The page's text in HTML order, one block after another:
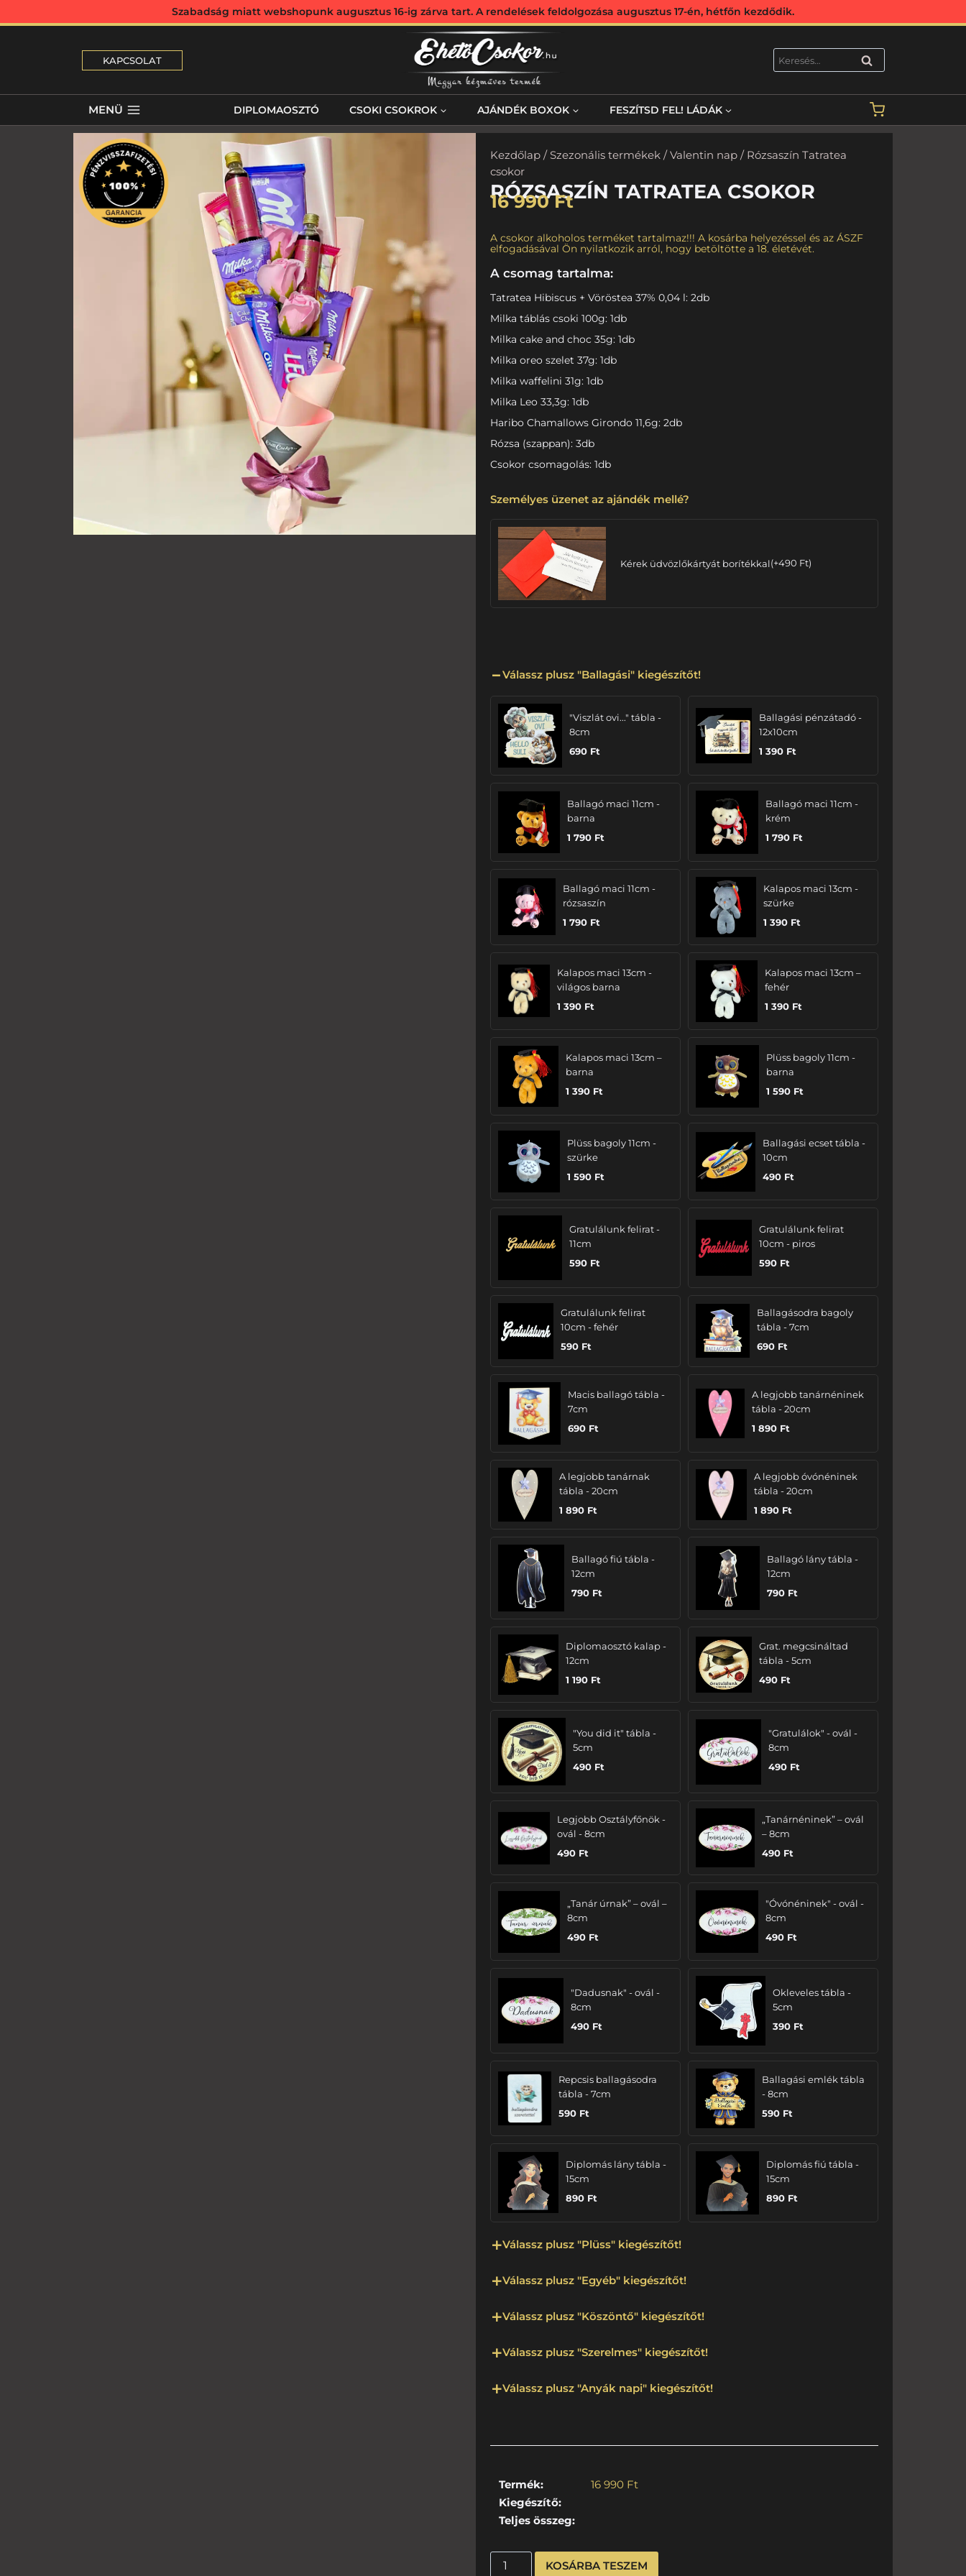
Szabadság miatt webshopunk augusztus 16-ig zárva tart. A rendelések feldolgozása augusztus 17-én, hétfőn kezdődik.
KAPCSOLAT KERESÉS
MENÜ DIPLOMAOSZTÓ CSOKI CSOKROK AJÁNDÉK BOXOK FESZÍTSD FEL! LÁDÁK
Kezdőlap/ Szezonális termékek/Valentin nap/ Rózsaszín Tatratea
csokor
RÓZSASZÍN TATRATEA CSOKOR
16 990Ft
A csokor alkoholos terméket tartalmaz!!! A kosárba helyezéssel és az ÁSZF
elfogadásával Ön nyilatkozik arról, hogy betöltötte a 18. életévét.
A csomag tartalma:
Tatratea Hibiscus + Vöröstea 37% 0,04 l: 2db
Milka táblás csoki 100g: 1db
Milka cake and choc 35g: 1db
Milka oreo szelet 37g: 1db
Milka waffelini 31g: 1db
Milka Leo 33,3g: 1db
Haribo Chamallows Girondo 11,6g: 2db
Rózsa (szappan): 3db
Csokor csomagolás: 1db
Személyes üzenet az ajándék mellé?
Kérek üdvözlőkártyát borítékkal(+490 Ft)
Válassz plusz "Ballagási" kiegészítőt!
"Viszlát ovi..." tábla -
8cm
690 Ft
Ballagási pénzátadó -
12x10cm
1 390 Ft
Ballagó maci 11cm -
barna
1 790 Ft
Ballagó maci 11cm -
krém
1 790 Ft
Ballagó maci 11cm -
rózsaszín
1 790 Ft
Kalapos maci 13cm -
szürke
1 390 Ft
Kalapos maci 13cm -
világos barna
1 390 Ft
Kalapos maci 13cm –
fehér
1 390 Ft
Kalapos maci 13cm –
barna
1 390 Ft
Plüss bagoly 11cm -
barna
1 590 Ft
Plüss bagoly 11cm -
szürke
1 590 Ft
Ballagási ecset tábla -
10cm
490 Ft
Gratulálunk felirat -
11cm
590 Ft
Gratulálunk felirat
10cm - piros
590 Ft
Gratulálunk felirat
10cm - fehér
590 Ft
Ballagásodra bagoly
tábla - 7cm
690 Ft
Macis ballagó tábla -
7cm
690 Ft
A legjobb tanárnéninek
tábla - 20cm
1 890 Ft
A legjobb tanárnak
tábla - 20cm
1 890 Ft
A legjobb óvónéninek
tábla - 20cm
1 890 Ft
Ballagó fiú tábla -
12cm
790 Ft
Ballagó lány tábla -
12cm
790 Ft
Diplomaosztó kalap -
12cm
1 190 Ft
Grat. megcsináltad
tábla - 5cm
490 Ft
"You did it" tábla -
5cm
490 Ft
"Gratulálok" - ovál -
8cm
490 Ft
Legjobb Osztályfőnök -
ovál - 8cm
490 Ft
„Tanárnéninek” – ovál
– 8cm
490 Ft
„Tanár úrnak” – ovál –
8cm
490 Ft
"Óvónéninek" - ovál -
8cm
490 Ft
"Dadusnak" - ovál -
8cm
490 Ft
Okleveles tábla -
5cm
390 Ft
Repcsis ballagásodra
tábla - 7cm
590 Ft
Ballagási emlék tábla
- 8cm
590 Ft
Diplomás lány tábla -
15cm
890 Ft
Diplomás fiú tábla -
15cm
890 Ft
Válassz plusz "Plüss" kiegészítőt!
Válassz plusz "Egyéb" kiegészítőt!
Válassz plusz "Köszöntő" kiegészítőt!
Válassz plusz "Szerelmes" kiegészítőt!
Válassz plusz "Anyák napi" kiegészítőt!
Termék: 16 990 Ft
Kiegészítő:
Teljes összeg:
KOSÁRBA TESZEM